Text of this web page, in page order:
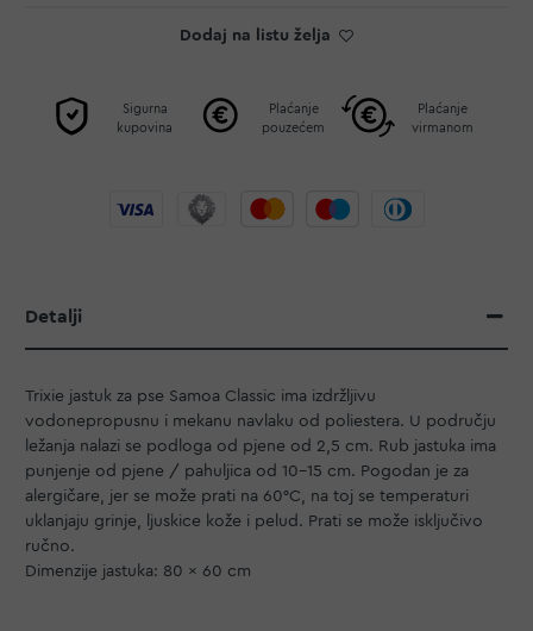
Dodaj na listu želja
Sigurna
kupovina
Plaćanje
pouzećem
Plaćanje
virmanom
Detalji
Trixie jastuk za pse Samoa Classic ima izdržljivu
vodonepropusnu i mekanu navlaku od poliestera. U području
ležanja nalazi se podloga od pjene od 2,5 cm. Rub jastuka ima
punjenje od pjene / pahuljica od 10-15 cm. Pogodan je za
alergičare, jer se može prati na 60°C, na toj se temperaturi
uklanjaju grinje, ljuskice kože i pelud. Prati se može isključivo
ručno.
Dimenzije jastuka: 80 x 60 cm